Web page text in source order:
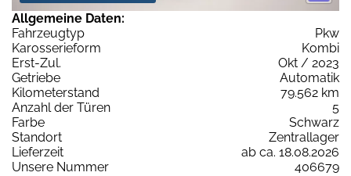
Allgemeine Daten:
Fahrzeugtyp
Pkw
Karosserieform
Kombi
Erst-Zul.
Okt / 2023
Getriebe
Automatik
Kilometerstand
79.562 km
Anzahl der Türen
5
Farbe
Schwarz
Standort
Zentrallager
Lieferzeit
ab ca. 18.08.2026
Unsere Nummer
406679